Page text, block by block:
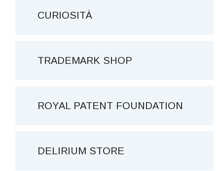
CURIOSITÀ
TRADEMARK SHOP
ROYAL PATENT FOUNDATION
DELIRIUM STORE